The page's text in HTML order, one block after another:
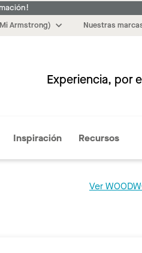
Armstrong) Nuestras
Experiencia, por
Inspiración Recursos
Ver